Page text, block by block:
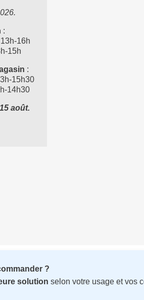
?
solution selon votre usage et vos
:
16h
15h
:
15h30
14h30
août.